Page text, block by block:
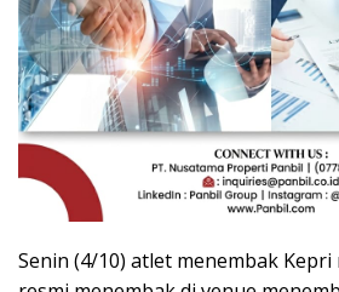
Senin (4/10) atlet menembak